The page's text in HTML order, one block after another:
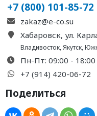
+7 (800) 101-85-72
zakaz@e-co.su
Хабаровск, ул.
Владивосток,Якутск,
Пн-Пт: 09:00 - 18:00
+7 (914) 420-06-72
Поделиться